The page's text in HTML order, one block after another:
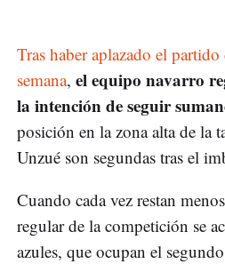
Tras haber aplazado el
semana, el equipo navarro
la intención de seguir
posición en la zona alta de la
Unzué son segundas tras el
Cuando cada vez restan
regular de la competición se
azules, que ocupan el